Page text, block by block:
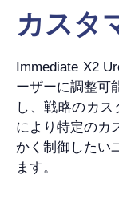
カスタ
Immediate X2
ーザーに調整可
し、戦略のカ
により特定のカ
かく制御したい
ます。